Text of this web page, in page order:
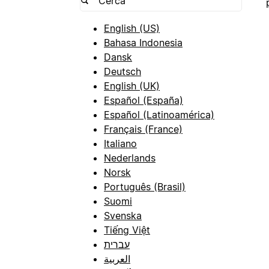
English (US)
Bahasa Indonesia
Dansk
Deutsch
English (UK)
Español (España)
Español (Latinoamérica)
Français (France)
Italiano
Nederlands
Norsk
Português (Brasil)
Suomi
Svenska
Tiếng Việt
עברית
العربية